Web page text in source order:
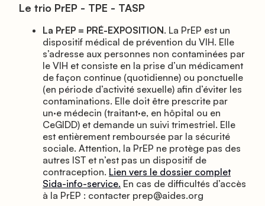
Le trio PrEP - TPE - TASP
La PrEP = PRÉ-EXPOSITION. La PrEP est un
dispositif médical de prévention du VIH. Elle
s’adresse aux personnes non contaminées par
le VIH et consiste en la prise d’un médicament
de façon continue (quotidienne) ou ponctuelle
(en période d’activité sexuelle) afin d’éviter les
contaminations. Elle doit être prescrite par
un·e médecin (traitant·e, en hôpital ou en
CeGIDD) et demande un suivi trimestriel. Elle
est entièrement remboursée par la sécurité
sociale. Attention, la PrEP ne protège pas des
autres IST et n’est pas un dispositif de
contraception. Lien vers le dossier complet
Sida-info-service. En cas de difficultés d’accès
à la PrEP : contacter prep@aides.org